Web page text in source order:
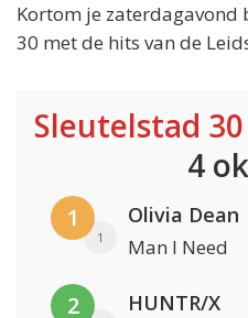
Kortom je zaterdagavond
30 met de hits van de
Sleutelstad 30
4
1
1
Olivia Dean
Man I Need
2 HUNTR/X